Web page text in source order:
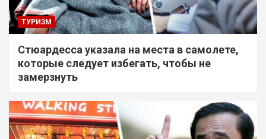
ТУРИЗМ
Стюардесса указала на места в самолете,
которые следует избегать, чтобы не
замерзнуть